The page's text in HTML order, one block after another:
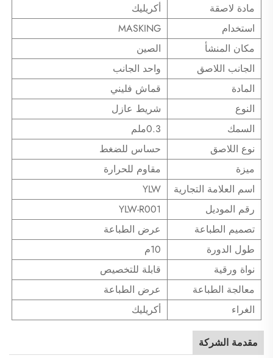
مادة لاصقة
أكريليك
استخدام
MASKING
مكان المنشأ
الصين
الجانب اللاصق
واحد الجانب
المادة
قماش فليني
النوع
شريط عازل
السمك
0.3ملم
نوع اللاصق
حساس للضغط
ميزة
مقاوم للحرارة
اسم العلامة التجارية
YLW
رقم الموديل
YLW-R001
تصميم الطباعة
عرض الطباعة
طول الدورة
10م
نواة ورقية
قابلة للتخصيص
معالجة الطباعة
عرض الطباعة
الغراء
أكريليك
مقدمة الشركة